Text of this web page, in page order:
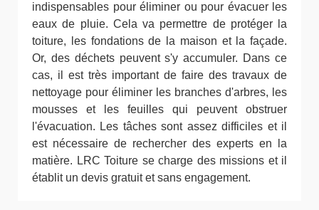
indispensables pour éliminer ou pour évacuer les
eaux de pluie. Cela va permettre de protéger la
toiture, les fondations de la maison et la façade.
Or, des déchets peuvent s'y accumuler. Dans ce
cas, il est très important de faire des travaux de
nettoyage pour éliminer les branches d'arbres, les
mousses et les feuilles qui peuvent obstruer
l'évacuation. Les tâches sont assez difficiles et il
est nécessaire de rechercher des experts en la
matière. LRC Toiture se charge des missions et il
établit un devis gratuit et sans engagement.